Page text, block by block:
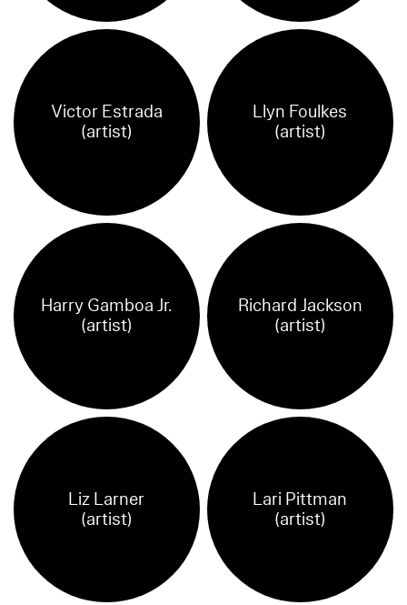
Victor Estrada
(artist)
Llyn Foulkes
(artist)
Harry Gamboa Jr.
(artist)
Richard Jackson
(artist)
Liz Larner
(artist)
Lari Pittman
(artist)